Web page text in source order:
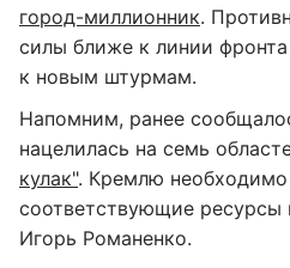
город-миллионник.
силы ближе к линии фронта
к новым штурмам.
Напомним, ранее
нацелилась на семь
кулак". Кремлю необходимо
соответствующие ресурсы
Игорь Романенко.